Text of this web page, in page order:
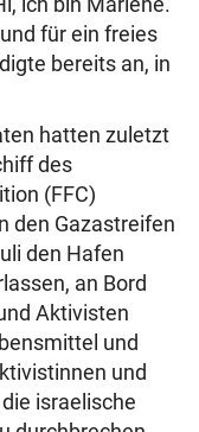
für ein freies
bereits an, in
hatten zuletzt
des
(FFC)
den Gazastreifen
den Hafen
an Bord
Aktivisten
und
und
israelische